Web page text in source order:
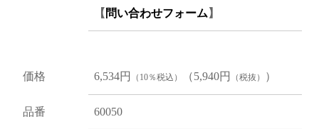
【 問い合わせフォーム 】
価格 6,534円 （10％税込） （5,940円 （税抜） ）
品番 60050